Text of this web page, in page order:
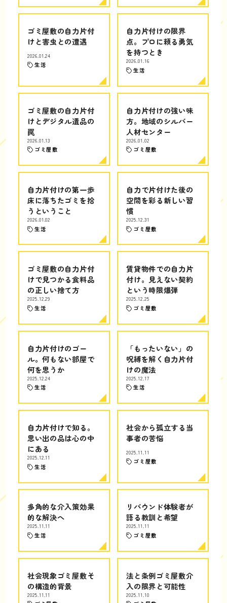
ゴミ屋敷の自力片付
けと害虫との遭遇
2026.01.24
生活
自力片付けの限界
点。プロに頼る勇気
を持つとき
2026.01.16
生活
ゴミ屋敷の自力片付
けとデジタル遺品の
罠
2026.01.13
ゴミ屋敷
自力片付けの強い味
方。地域のシルバー
人材センター
2026.01.02
ゴミ屋敷
自力片付けの第一歩
床に落ちたゴミを拾
うということ
2026.01.02
生活
自力で片付けた後の
空間を彩る新しい習
慣
2025.12.31
ゴミ屋敷
ゴミ屋敷の自力片付
けで見つかる食料品
の正しい捨て方
2025.12.29
生活
賃貸物件での自力片
付け。見えない契約
という時限爆弾
2025.12.25
ゴミ屋敷
自力片付けのゴー
ル。何もない部屋で
何を思うか
2025.12.24
生活
「もったいない」の
呪縛を解く自力片付
けの魔法
2025.12.17
生活
自力片付けで知る。
思い出の品は心の中
にある
2025.12.11
生活
社会から孤立する当
事者の苦悩
2025.11.11
ゴミ屋敷
多角的な介入策効果
的な解決へ
2025.11.11
生活
リバウンド体験者が
語る教訓と希望
2025.11.11
ゴミ屋敷
社会現象ゴミ屋敷そ
の構造的背景
2025.11.11
法と条例ゴミ屋敷介
入の限界と可能性
2025.11.10